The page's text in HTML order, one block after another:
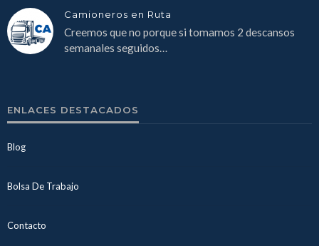
Camioneros en Ruta
Creemos que no porque si tomamos 2 descansos
semanales seguidos…
ENLACES DESTACADOS
Blog
Bolsa De Trabajo
Contacto